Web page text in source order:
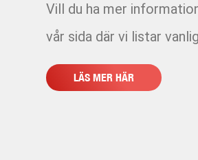
Vill du ha mer
vår sida där vi listar
LÄS MER HÄR